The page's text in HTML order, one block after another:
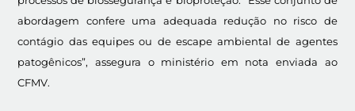
abordagem confere uma adequada redução no risco de
contágio das equipes ou de escape ambiental de agentes
patogênicos”, assegura o ministério em nota enviada ao
CFMV.